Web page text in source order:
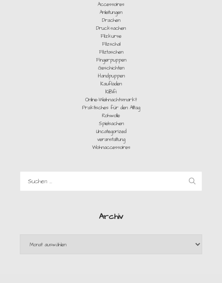
Accessoires
Anleitungen
Drachen
Drucksachen
Filzkurse
Filzschal
Filztaschen
Fingerpuppen
Geschichten
Handpuppen
Kaufladen
KiBifi
Online-Weihnachtsmarkt
Praktisches für den Alltag
Rohwolle
Spielsachen
Uncategorized
veranstaltung
Wohnaccessoires
Archiv